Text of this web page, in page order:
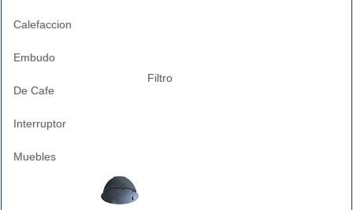
Calefaccion
Embudo
Filtro
De Cafe
Interruptor
Muebles